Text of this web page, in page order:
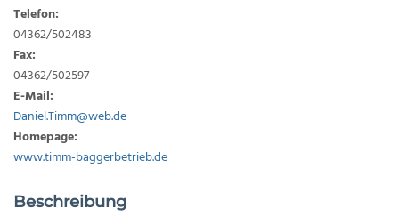
Telefon:
04362/502483
Fax:
04362/502597
E-Mail:
Daniel.Timm@web.de
Homepage:
www.timm-baggerbetrieb.de
Beschreibung